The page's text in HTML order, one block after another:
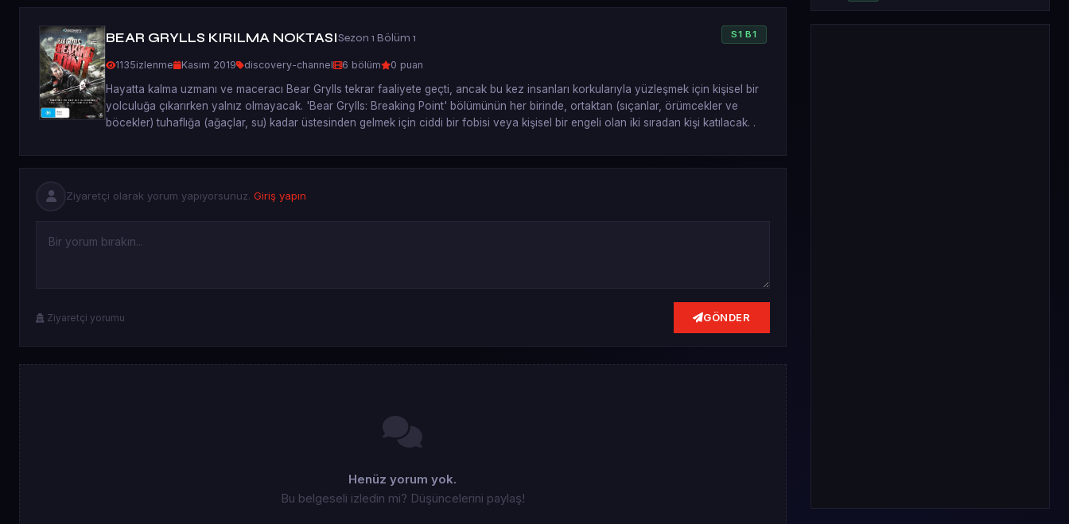
BEAR GRYLLS KIRILMA NOKTASISezon 1 Bölüm 1 S1 B1
1135izlenme Kasım 2019 discovery-channel 6 bölüm 0 puan
Hayatta kalma uzmanı ve maceracı Bear Grylls tekrar faaliyete geçti, ancak bu kez insanları korkularıyla yüzleşmek için kişisel bir
yolculuğa çıkarırken yalnız olmayacak. 'Bear Grylls: Breaking Point' bölümünün her birinde, ortaktan (sıçanlar, örümcekler ve
böcekler) tuhaflığa (ağaçlar, su) kadar üstesinden gelmek için ciddi bir fobisi veya kişisel bir engeli olan iki sıradan kişi katılacak. .
Ziyaretçi olarak yorum yapıyorsunuz. Giriş yapın
Ziyaretçi yorumu GÖNDER
Henüz yorum yok.
Bu belgeseli izledin mi? Düşüncelerini paylaş!